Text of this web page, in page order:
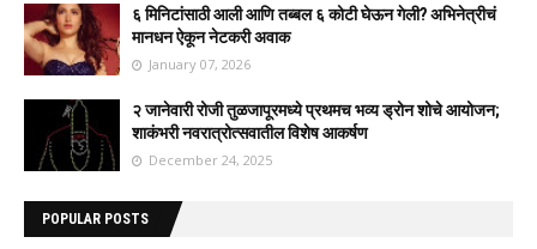
६ मिनिटांसाठी आली आणि तब्बल ६ कोटी घेऊन गेली? अभिनेत्रीचं
मानधन ऐकून नेटकरी अवाक
January 07, 2026
२ जानेवारी रोजी तुळजापूरमध्ये प्रथमच भव्य ड्रोन शोचे आयोजन;
शाकंभरी नवरात्रोत्सवातील विशेष आकर्षण
December 24, 2025
POPULAR POSTS